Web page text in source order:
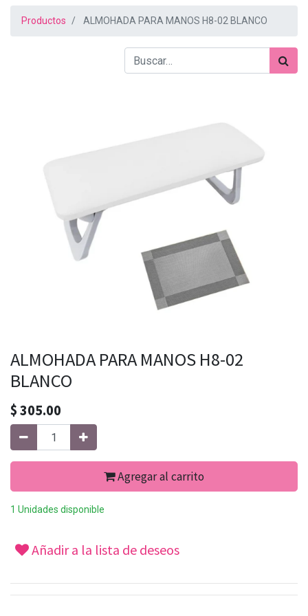
Productos ALMOHADA PARA MANOS H8-02 BLANCO
ALMOHADA PARA MANOS H8-02
BLANCO
$305.00
Agregar al carrito
1 Unidades disponible
Añadir a la lista de deseos